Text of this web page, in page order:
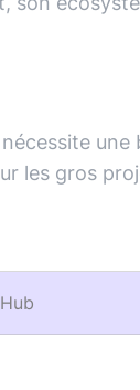
les gros